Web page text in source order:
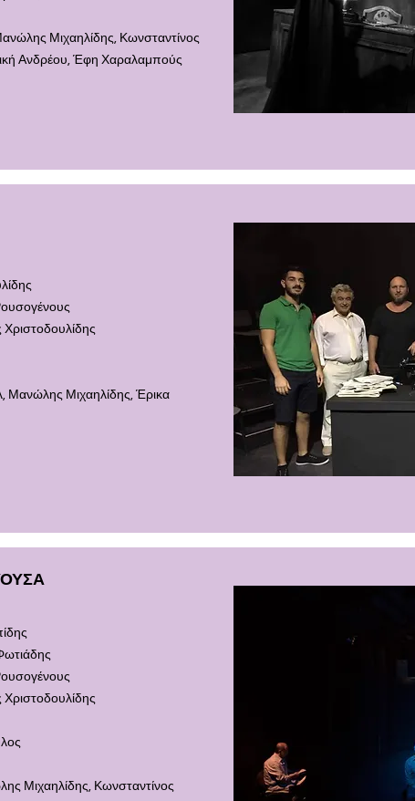
Μιχαηλίδης, Κωνσταντίνος
Ανδρέου, Έφη Χαραλαμπούς
Χριστοδουλίδης
Μανώλης Μιχαηλίδης, Έρικα
Μιχαηλίδης, Κωνσταντίνος